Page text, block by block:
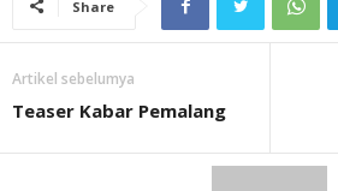
Share
Artikel sebelumya
Teaser Kabar Pemalang